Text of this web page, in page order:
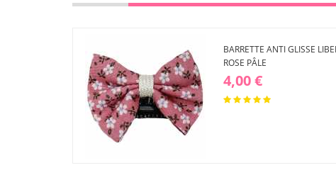
BARRETTE ANTI GLISSE
ROSE PÂLE
4,00 €